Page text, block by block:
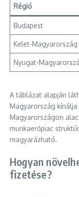
Régió
Budapest
Kelet-Magyarország
Nyugat-
A táblázat alapján
Magyarország
Magyarországon
munkaerőpiac
magyarázható.
Hogyan
fizetése?